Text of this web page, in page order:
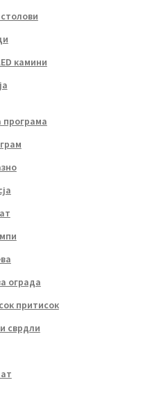
камини
програма
ограда
притисок
сврдли